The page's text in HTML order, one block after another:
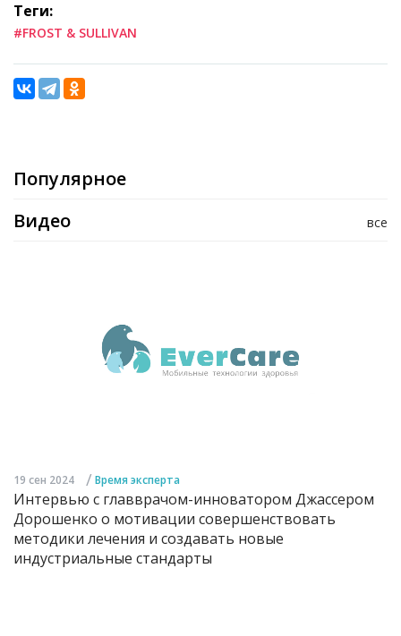
Теги:
#FROST & SULLIVAN
Популярное
все
Видео
19 сен 2024 / Время эксперта
Интервью с главврачом-инноватором Джассером
Дорошенко о мотивации совершенствовать
методики лечения и создавать новые
индустриальные стандарты